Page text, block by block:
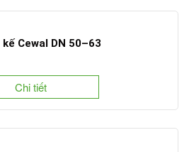
Cewal DN 50–63
Chi tiết